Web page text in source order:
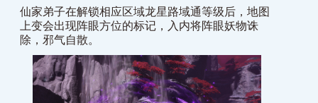
仙家弟子在解锁相应区域龙星路域通等级后，地图
上变会出现阵眼方位的标记，入内将阵眼妖物诛
除，邪气自散。